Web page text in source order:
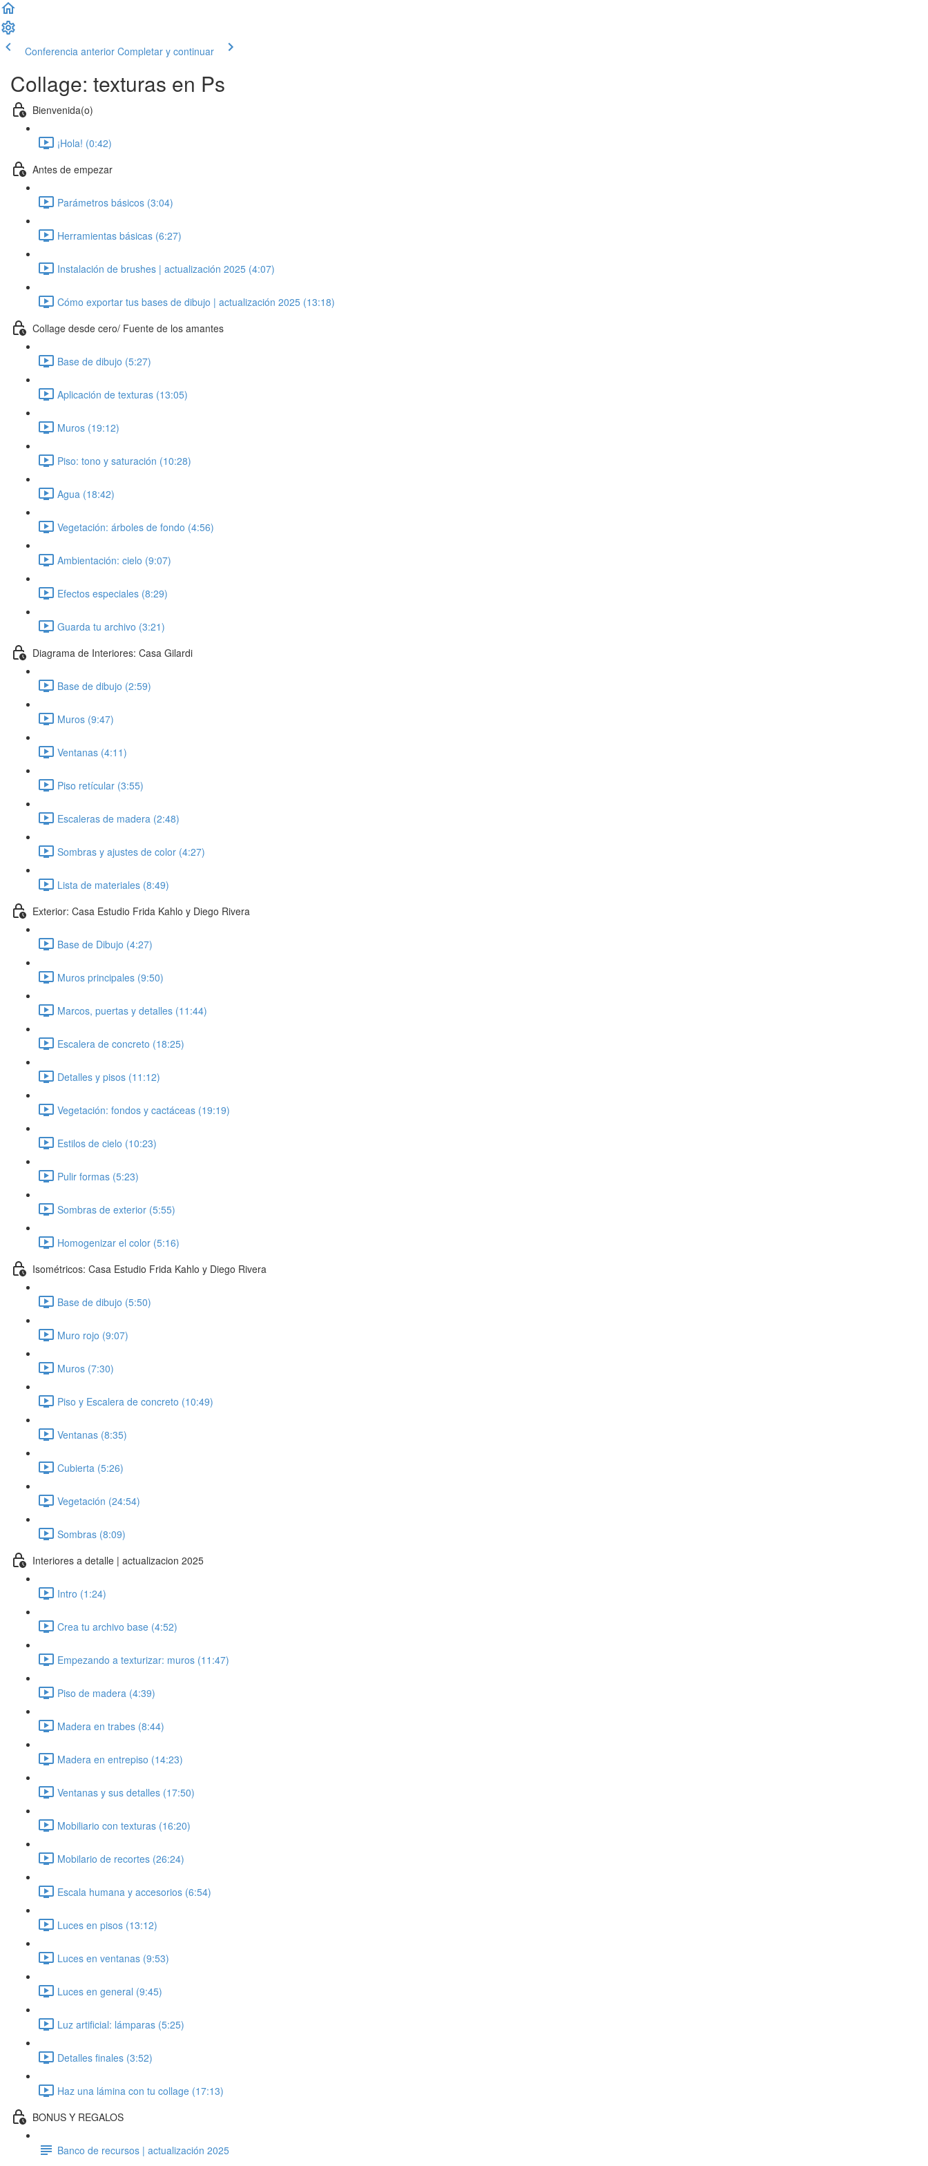
Conferencia anterior Completar y continuar
Collage: texturas en Ps
Bienvenida(o)
¡Hola! (0:42)
Antes de empezar
Parámetros básicos (3:04)
Herramientas básicas (6:27)
Instalación de brushes | actualización 2025 (4:07)
Cómo exportar tus bases de dibujo | actualización 2025 (13:18)
Collage desde cero/ Fuente de los amantes
Base de dibujo (5:27)
Aplicación de texturas (13:05)
Muros (19:12)
Piso: tono y saturación (10:28)
Agua (18:42)
Vegetación: árboles de fondo (4:56)
Ambientación: cielo (9:07)
Efectos especiales (8:29)
Guarda tu archivo (3:21)
Diagrama de Interiores: Casa Gilardi
Base de dibujo (2:59)
Muros (9:47)
Ventanas (4:11)
Piso retícular (3:55)
Escaleras de madera (2:48)
Sombras y ajustes de color (4:27)
Lista de materiales (8:49)
Exterior: Casa Estudio Frida Kahlo y Diego Rivera
Base de Dibujo (4:27)
Muros principales (9:50)
Marcos, puertas y detalles (11:44)
Escalera de concreto (18:25)
Detalles y pisos (11:12)
Vegetación: fondos y cactáceas (19:19)
Estilos de cielo (10:23)
Pulir formas (5:23)
Sombras de exterior (5:55)
Homogenizar el color (5:16)
Isométricos: Casa Estudio Frida Kahlo y Diego Rivera
Base de dibujo (5:50)
Muro rojo (9:07)
Muros (7:30)
Piso y Escalera de concreto (10:49)
Ventanas (8:35)
Cubierta (5:26)
Vegetación (24:54)
Sombras (8:09)
Interiores a detalle | actualizacion 2025
Intro (1:24)
Crea tu archivo base (4:52)
Empezando a texturizar: muros (11:47)
Piso de madera (4:39)
Madera en trabes (8:44)
Madera en entrepiso (14:23)
Ventanas y sus detalles (17:50)
Mobiliario con texturas (16:20)
Mobilario de recortes (26:24)
Escala humana y accesorios (6:54)
Luces en pisos (13:12)
Luces en ventanas (9:53)
Luces en general (9:45)
Luz artificial: lámparas (5:25)
Detalles finales (3:52)
Haz una lámina con tu collage (17:13)
BONUS Y REGALOS
Banco de recursos | actualización 2025